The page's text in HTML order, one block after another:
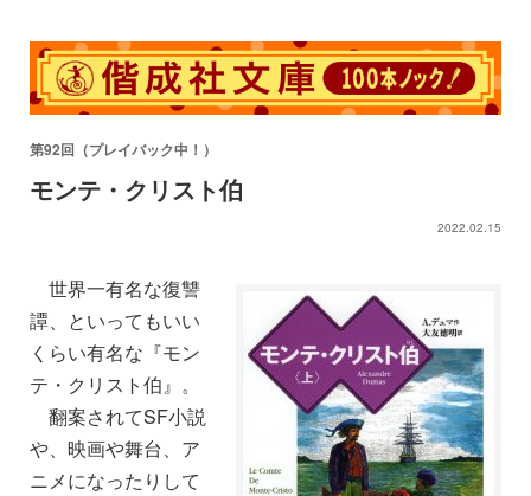
第92回（プレイバック中！）
モンテ・クリスト伯
2022.02.15
世界一有名な復讐
譚、といってもいい
くらい有名な『モン
テ・クリスト伯』。
翻案されてSF小説
や、映画や舞台、ア
ニメになったりして